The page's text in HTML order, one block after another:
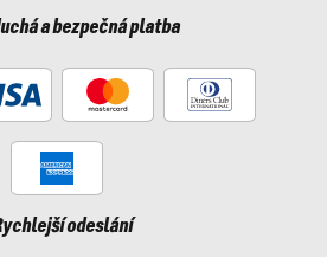
a bezpečná platba
odeslání